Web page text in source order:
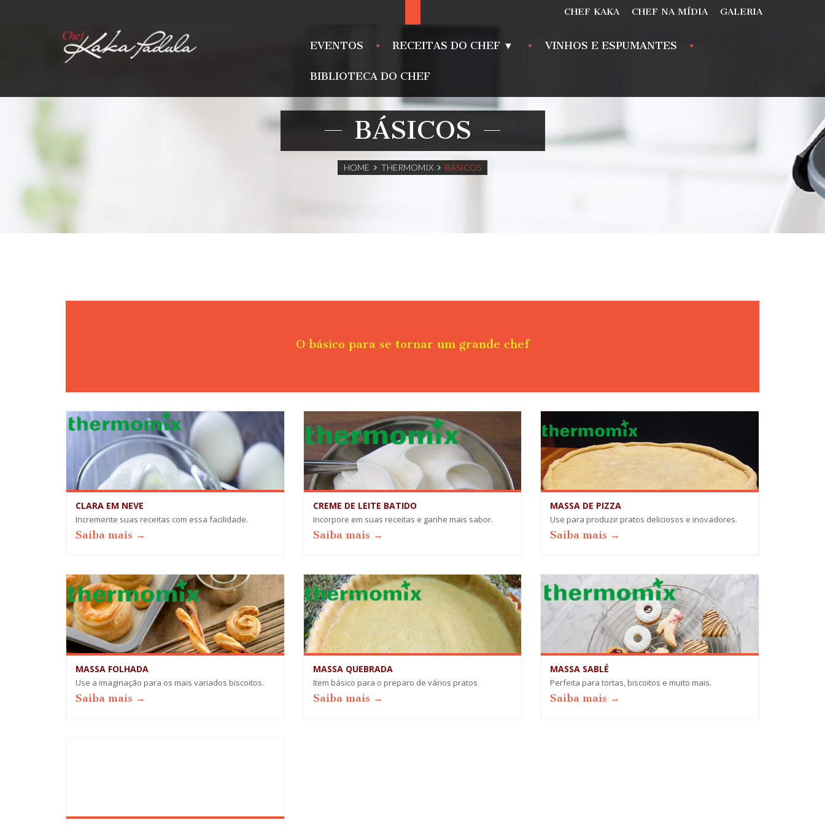
CHEF KAKA CHEF NA MÍDIA GALERIA
EVENTOS RECEITAS DO CHEF ▼ VINHOS E ESPUMANTES
BIBLIOTECA DO CHEF
BÁSICOS
HOME THERMOMIX BÁSICOS
O básico para se tornar um grande chef
CLARA EM NEVE
Incremente suas receitas com essa facilidade.
Saiba mais →
CREME DE LEITE BATIDO
Incorpore em suas receitas e ganhe mais sabor.
Saiba mais →
MASSA DE PIZZA
Use para produzir pratos deliciosos e inovadores.
Saiba mais →
MASSA FOLHADA
Use a imaginação para os mais variados biscoitos.
Saiba mais →
MASSA QUEBRADA
Item básico para o preparo de vários pratos
Saiba mais →
MASSA SABLÉ
Perfeita para tortas, biscoitos e muito mais.
Saiba mais →